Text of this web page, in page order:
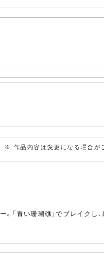
※ 作品内容は変更になる場合が
青い珊瑚礁」でブレイクし、